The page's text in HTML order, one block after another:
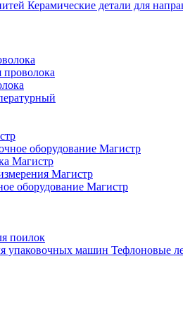
Керамические детали для
оборудование Магистр
Магистр
Магистр
оборудование Магистр
поилок
Тефлоновые